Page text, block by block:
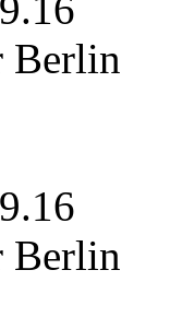
Berlin
Berlin